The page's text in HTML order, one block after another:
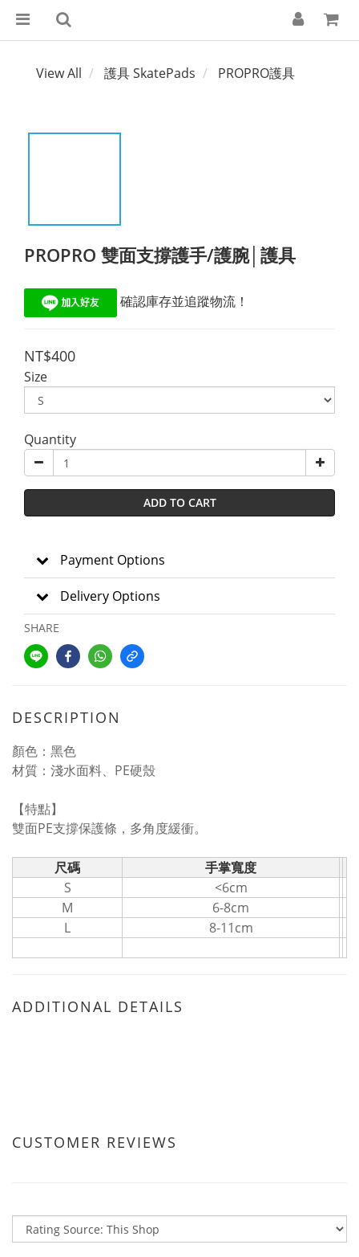
View All 護具 SkatePads PROPRO護具
PROPRO 雙面支撐護手/護腕│護具
確認庫存並追蹤物流！
NT$400
Size
Quantity
ADD TO CART
Payment Options
Delivery Options
SHARE
DESCRIPTION
顏色：黑色
材質：淺水面料、PE硬殼
【特點】
雙面PE支撐保護條，多角度緩衝。
尺碼
手掌寬度
S
<6cm
M
6-8cm
L
8-11cm
ADDITIONAL DETAILS
CUSTOMER REVIEWS